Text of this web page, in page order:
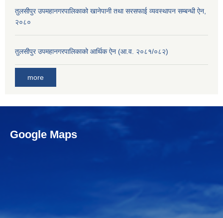
तुलसीपुर उपमहानगरपालिकाको खानेपानी तथा सरसफाई व्यवस्थापन सम्बन्धी ऐन,
२०८०
तुलसीपुर उपमहानगरपालिकाको आर्थिक ऐन (आ.व. २०८१/०८२)
more
Google Maps